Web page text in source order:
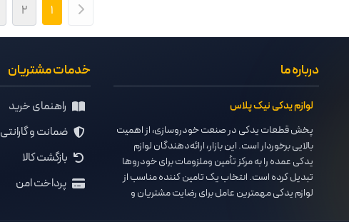
۱ ۲
درباره ما
لوازم یدکی نیک پلاس
پخش قطعات یدکی در صنعت خودروسازی، از اهمیت
بالایی برخوردار است. این بازار، ارائه‌دهندگان لوازم
یدکی عمده را به مرکز تأمین وملزومات برای خودروها
تبدیل کرده است. انتخاب یک تامین کننده مناسب از
لوازم یدکی مهمترین عامل برای رضایت مشتریان و
خدمات مشتریان
راهنمای خرید
ضمانت و گارانتی
بازگشت کالا
پرداخت امن